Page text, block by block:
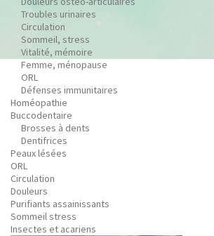
Troubles urinaires
Circulation
Sommeil, stress
Vitalité, mémoire
Femme, ménopause
ORL
Défenses immunitaires
Homéopathie
Buccodentaire
Brosses à dents
Dentifrices
Peaux lésées
ORL
Circulation
Douleurs
Purifiants assainissants
Sommeil stress
Insectes et acariens